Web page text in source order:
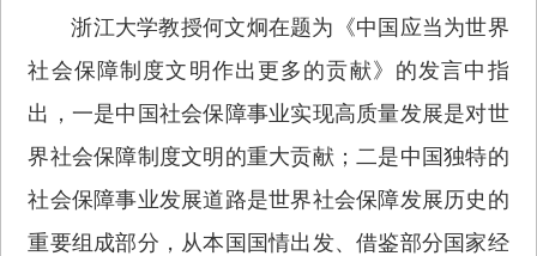
浙江大学教授何文炯在题为《中国应当为世界
社会保障制度文明作出更多的贡献》的发言中指
出，一是中国社会保障事业实现高质量发展是对世
界社会保障制度文明的重大贡献；二是中国独特的
社会保障事业发展道路是世界社会保障发展历史的
重要组成部分，从本国国情出发、借鉴部分国家经